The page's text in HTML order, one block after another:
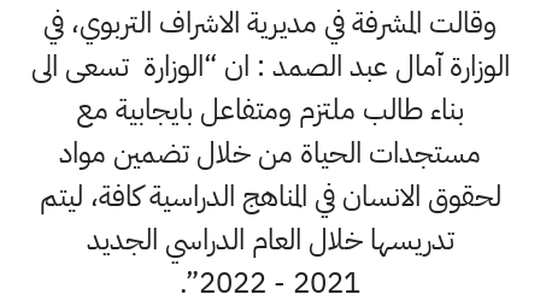
وقالت المشرفة في مديرية الاشراف التربوي، في
الوزارة آمال عبد الصمد : ان “الوزارة تسعى الى
بناء طالب ملتزم ومتفاعل بايجابية مع
مستجدات الحياة من خلال تضمين مواد
لحقوق الانسان في المناهج الدراسية كافة، ليتم
تدريسها خلال العام الدراسي الجديد
2021 - 2022”.